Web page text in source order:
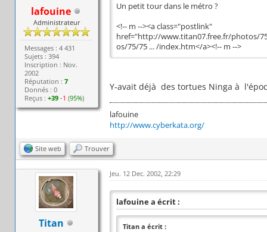
lafouine
Administrateur
Messages : 4 431
Sujets : 394
Inscription : Nov.
2002
Réputation :7
Donnés : 0
Reçus :+39 -1 (95%)
Un petit tour dans le métro ?
<!-- m --><a class="postlink"
href="http://www.titan07.free.fr/photos/
os/75/75 ... /index.htm</a><!-- m -->
Y-avait déjà des tortues Ninga à
lafouine
http://www.cyberkata.org/
Site web Trouver
Titan
Jeu. 12 Dec. 2002, 22:29
lafouine a écrit :
Titan a écrit :